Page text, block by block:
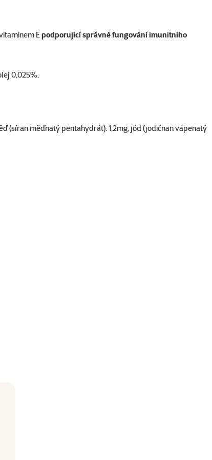
Epodporující správné fungování imunitního
0,025%.
(síran měďnatý pentahydrát): 1,2mg, jód (jodičnan vápenatý